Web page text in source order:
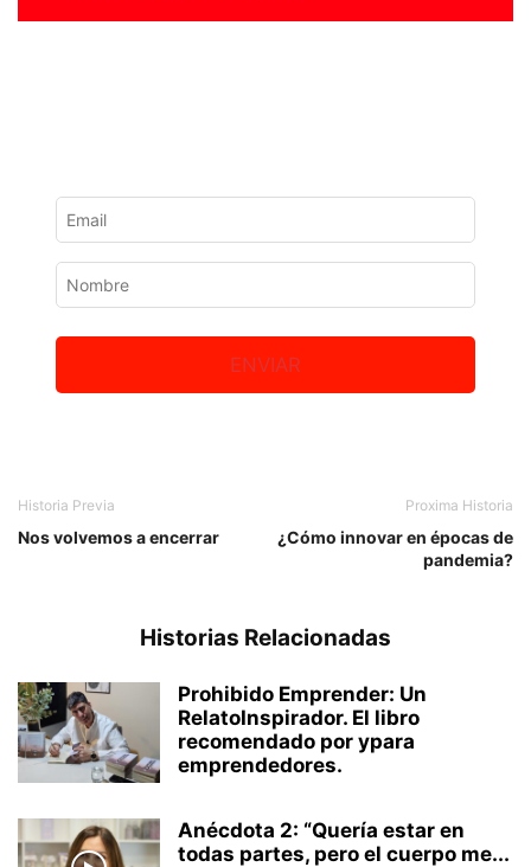
ENVIAR
Historia Previa
Nos volvemos a encerrar
Proxima Historia
¿Cómo innovar en épocas de
pandemia?
Historias Relacionadas
Prohibido Emprender: Un
RelatoInspirador. El libro
recomendado por ypara
emprendedores.
Anécdota 2: “Quería estar en
todas partes, pero el cuerpo me...